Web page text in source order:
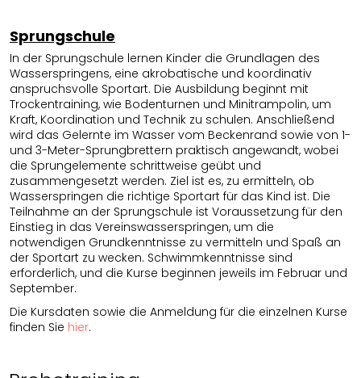
Sprungschule
In der Sprungschule lernen Kinder die Grundlagen des
Wasserspringens, eine akrobatische und koordinativ
anspruchsvolle Sportart. Die Ausbildung beginnt mit
Trockentraining, wie Bodenturnen und Minitrampolin, um
Kraft, Koordination und Technik zu schulen. Anschließend
wird das Gelernte im Wasser vom Beckenrand sowie von 1-
und 3-Meter-Sprungbrettern praktisch angewandt, wobei
die Sprungelemente schrittweise geübt und
zusammengesetzt werden. Ziel ist es, zu ermitteln, ob
Wasserspringen die richtige Sportart für das Kind ist. Die
Teilnahme an der Sprungschule ist Voraussetzung für den
Einstieg in das Vereinswasserspringen, um die
notwendigen Grundkenntnisse zu vermitteln und Spaß an
der Sportart zu wecken. Schwimmkenntnisse sind
erforderlich, und die Kurse beginnen jeweils im Februar und
September.
Die Kursdaten sowie die Anmeldung für die einzelnen Kurse
finden Sie hier.